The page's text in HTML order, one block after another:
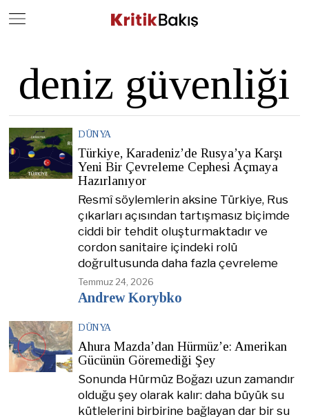
deniz güvenliği
DÜNYA
Türkiye, Karadeniz’de Rusya’ya Karşı
Yeni Bir Çevreleme Cephesi Açmaya
Hazırlanıyor
Resmî söylemlerin aksine Türkiye, Rus
çıkarları açısından tartışmasız biçimde
ciddi bir tehdit oluşturmaktadır ve
cordon sanitaire içindeki rolü
doğrultusunda daha fazla çevreleme
Temmuz 24, 2026
Andrew Korybko
DÜNYA
Ahura Mazda’dan Hürmüz’e: Amerikan
Gücünün Göremediği Şey
Sonunda Hürmüz Boğazı uzun zamandır
olduğu şey olarak kalır: daha büyük su
kütlelerini birbirine bağlayan dar bir su